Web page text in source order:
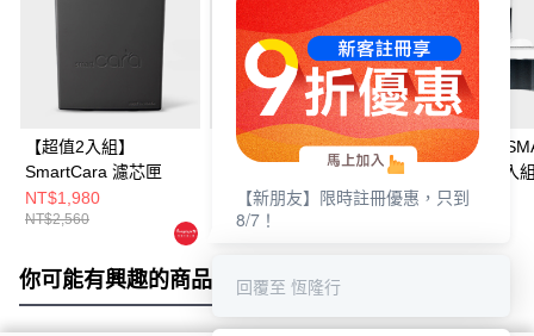
【超值2入組】
SmartCara 濾芯匣
NT$1,980
NT$2,560
【超值4入組】
SmartCara 濾芯匣
NT$3,580
NT$5,120
LAURASTAR
防水垢濾芯三入
NT$3,600
你可能有興趣的商品 全站排行
【新朋友】限時註冊優惠，只到
8/7！
回覆至 恆隆行